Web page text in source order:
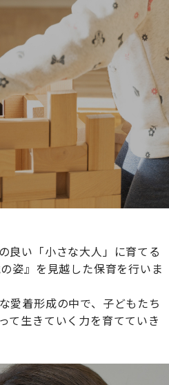
ループは女性が安心して働き
組んでおり、厚生労働省の
良い「小さな大人」に育てる
姿』を見越した保育を行いま
愛着形成の中で、子どもたち
て生きていく力を育てていき